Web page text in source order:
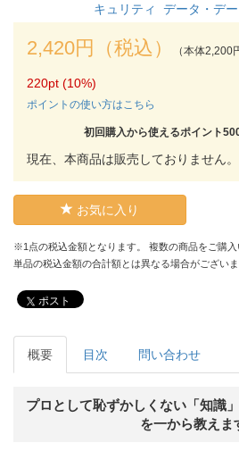
キュリティ
データ・デ
2,420円（税込） （本体2,200
220pt (10%)
ポイントの使い方はこちら
初回購入から使えるポイント
現在、本商品は販売しておりません。
お気に入り
※1点の税込金額となります。 複数の商品をご購入
単品の税込金額の合計額とは異なる場合がござい
ポスト
概要 目次 問い合わせ
プロとして恥ずかしくない「知識
を一から教えま